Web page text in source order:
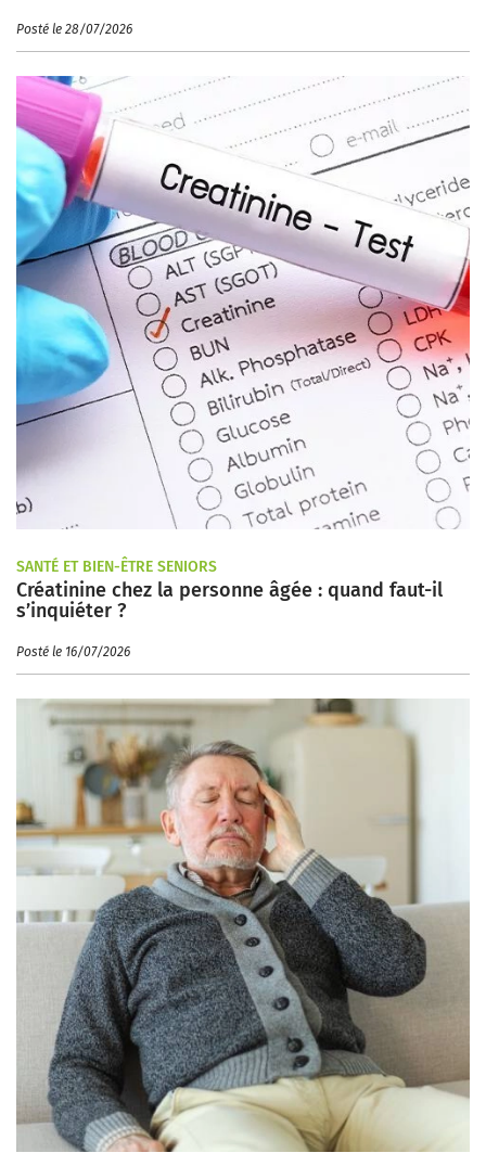
Posté le 28/07/2026
SANTÉ ET BIEN-ÊTRE SENIORS
Créatinine chez la personne âgée : quand faut-il
s’inquiéter ?
Posté le 16/07/2026